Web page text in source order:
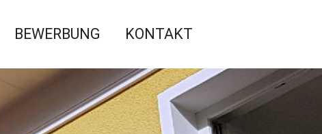
BEWERBUNG KONTAKT